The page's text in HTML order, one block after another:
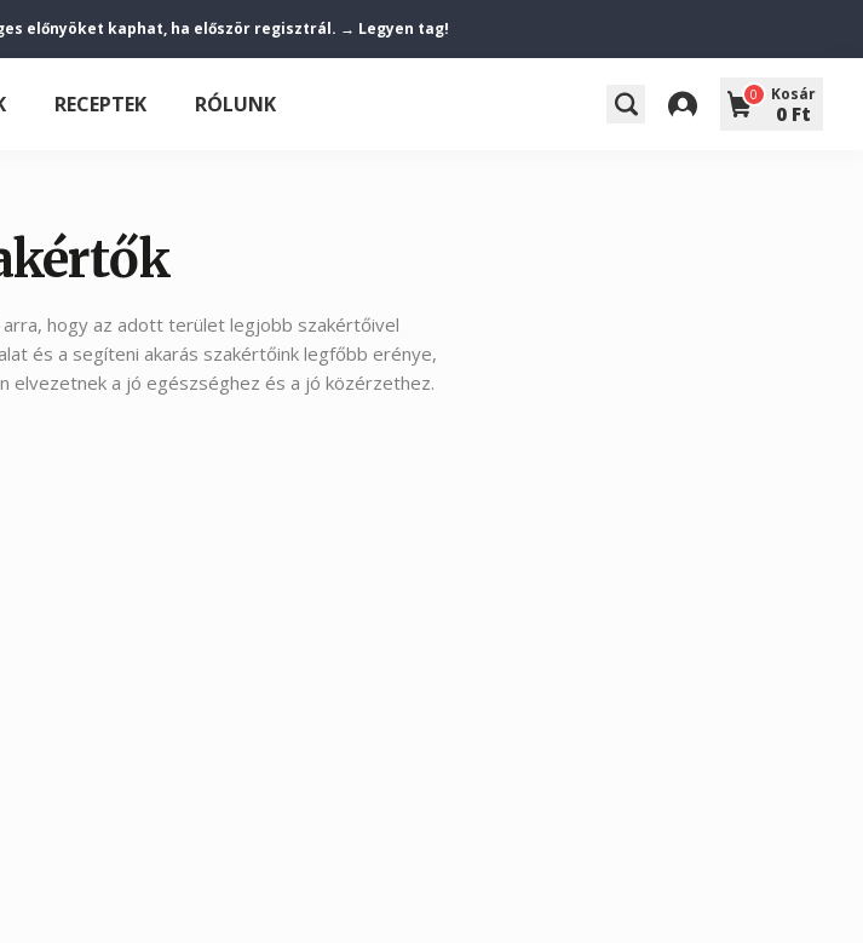
előnyöket kaphat, ha először regisztrál. → Legyen tag!
RECEPTEK RÓLUNK 0 Kosár
0 Ft
hogy az adott terület legjobb szakértőivel
és a segíteni akarás szakértőink legfőbb erénye,
elvezetnek a jó egészséghez és a jó közérzethez.